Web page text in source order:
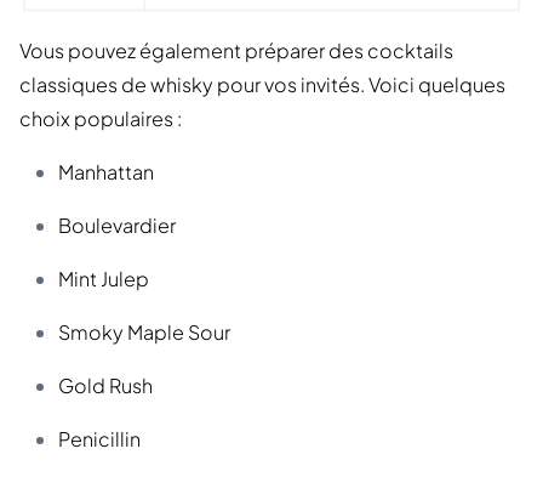
Vous pouvez également préparer des cocktails
classiques de whisky pour vos invités. Voici quelques
choix populaires :
Manhattan
Boulevardier
Mint Julep
Smoky Maple Sour
Gold Rush
Penicillin